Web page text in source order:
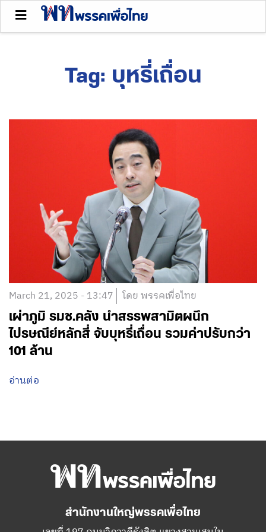
Tag: บุหรี่เถื่อน
March 21, 2025 - 13:47 โดย พรรคเพื่อไทย
เผ่าภูมิ รมช.คลัง นำสรรพสามิตผนึก
ไปรษณีย์หลักสี่ จับบุหรี่เถื่อน รวมค่าปรับกว่า
101 ล้าน
อ่านต่อ
สำนักงานใหญ่พรรคเพื่อไทย